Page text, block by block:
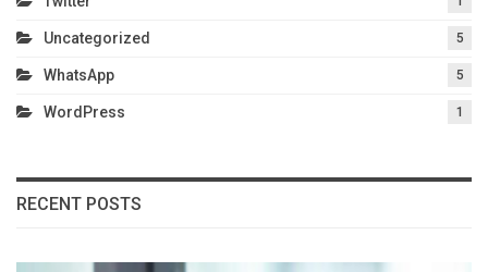
Uncategorized 5
WhatsApp 5
WordPress 1
RECENT POSTS